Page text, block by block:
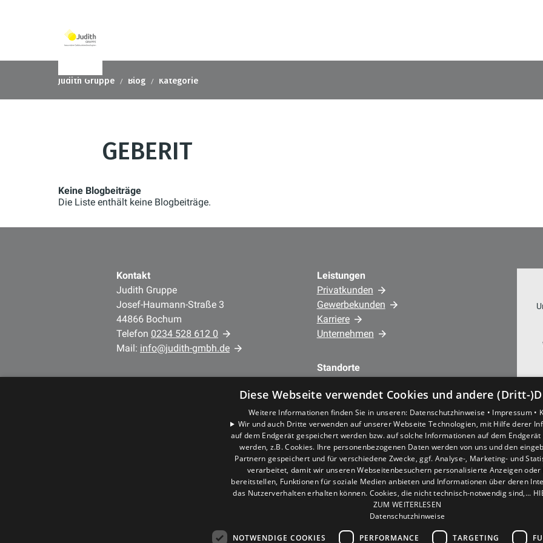
Judith Gruppe Blog Kategorie
GEBERIT
Keine Blogbeiträge
Die Liste enthält keine Blogbeiträge.
Kontakt
Judith Gruppe
Josef-Haumann-Straße 3
44866 Bochum
Telefon 0234 528 612 0
Mail: info@judith-gmbh.de
Leistungen
Privatkunden
Gewerbekunden
Karriere
Unternehmen
Standorte
Haumann-Str. 3 – Hauptstandort
44879 Bochum • Nöckerstr. 39 - 41 –
Büro/Verwaltung
Diese Webseite verwendet Cookies und andere (Dritt-
Weitere Informationen finden Sie in unseren: Datenschutzhinweise • Impressum •
Wir und auch Dritte verwenden auf unserer Webseite Technologien, mit Hilfe derer
auf dem Endgerät gespeichert werden bzw. auf solche Informationen auf dem
werden, z.B. Cookies. Ihre personenbezogenen Daten werden von uns und den
Partnern gespeichert und für verschiedene Zwecke, ggf. Analyse-, Marketing- und
verarbeitet, damit wir unseren Webseitenbesuchern personalisierte Anzeigen oder
bereitstellen, Funktionen für soziale Medien anbieten und Informationen über deren
das Nutzerverhalten erhalten können. Cookies, die nicht technisch-notwendig sind,...
ZUM WEITERLESEN
Datenschutzhinweise
NOTWENDIGE COOKIES PERFORMANCE TARGETING